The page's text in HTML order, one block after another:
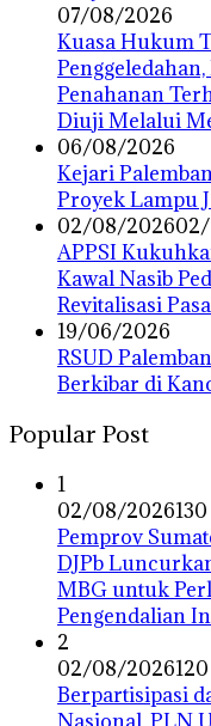
07/08/2026
‎Kuasa Hukum
Penahanan
Diuji Melalui
06/08/2026
Kejari
Proyek Lampu
02/08/2026
APPSI
Kawal Nasib
Revitalisasi
19/06/2026
RSUD
Berkibar di
Popular Post
1
02/08/2026
Pemprov
DJPb
MBG untuk
Pengendalian
2
02/08/2026
Berpartisipasi